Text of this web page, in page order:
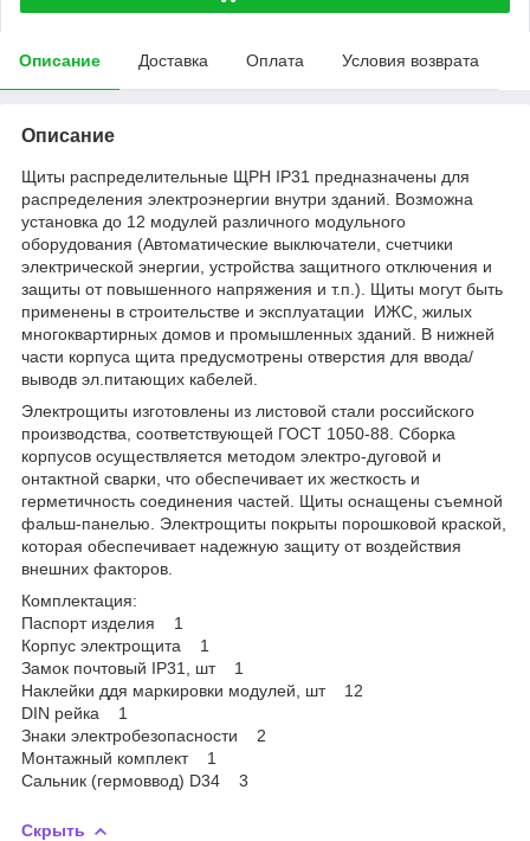
Описание Доставка Оплата Условия возврата
Описание
Щиты распределительные ЩРН IP31 предназначены для
распределения электроэнергии внутри зданий. Возможна
установка до 12 модулей различного модульного
оборудования (Автоматические выключатели, счетчики
электрической энергии, устройства защитного отключения и
защиты от повышенного напряжения и т.п.). Щиты могут быть
применены в строительстве и эксплуатации ИЖС, жилых
многоквартирных домов и промышленных зданий. В нижней
части корпуса щита предусмотрены отверстия для ввода/
выводв эл.питающих кабелей.
Электрощиты изготовлены из листовой стали российского
производства, соответствующей ГОСТ 1050-88. Сборка
корпусов осуществляется методом электро-дуговой и
онтактной сварки, что обеспечивает их жесткость и
герметичность соединения частей. Щиты оснащены съемной
фальш-панелью. Электрощиты покрыты порошковой краской,
которая обеспечивает надежную защиту от воздействия
внешних факторов.
Комплектация:
Паспорт изделия 1
Корпус электрощита 1
Замок почтовый IP31, шт 1
Наклейки ддя маркировки модулей, шт 12
DIN рейка 1
Знаки электробезопасности 2
Монтажный комплект 1
Сальник (гермоввод) D34 3
Скрыть